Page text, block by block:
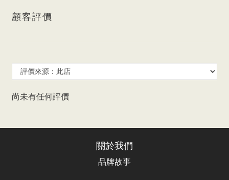
顧客評價
尚未有任何評價
關於我們
品牌故事